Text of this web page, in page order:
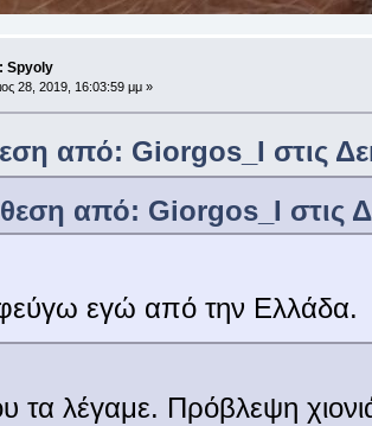
Spyoly
28, 2019, 16:03:59 μμ »
από: Giorgos_I στις
από: Giorgos_I στις
εγώ από την Ελλάδα.
τα λέγαμε. Πρόβλεψη